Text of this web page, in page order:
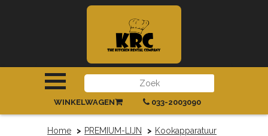
INLOGGEN|REGISTREREN
033-2003090
WINKELWAGEN
Home PREMIUM-LIJN
Kookapparatuur